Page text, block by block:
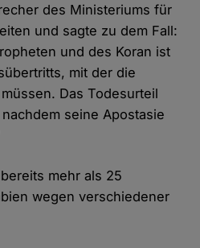
des Ministeriums für
und sagte zu dem Fall:
und des Koran ist
mit der die
Das Todesurteil
seine Apostasie
mehr als 25
wegen verschiedener